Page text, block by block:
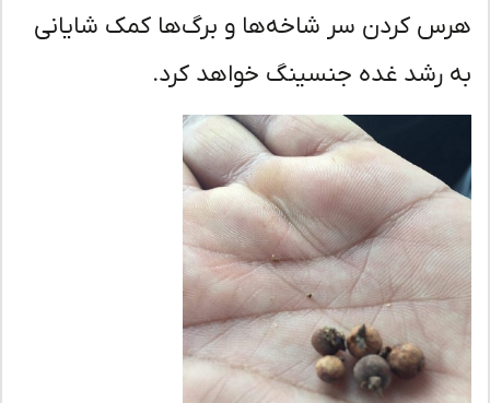
کردن سر شاخه‌ها و برگ‌ها کمک شایانی
رشد غده جنسینگ خواهد کرد.